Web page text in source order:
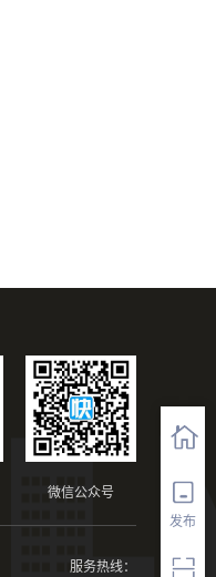
发布
微信公众号
服务热线：